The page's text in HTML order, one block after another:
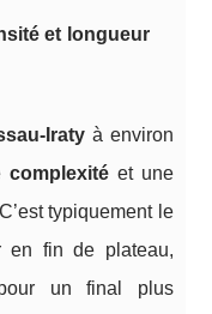
et longueur
à environ
complexitéet une
typiquement le
en fin de plateau,
un final plus